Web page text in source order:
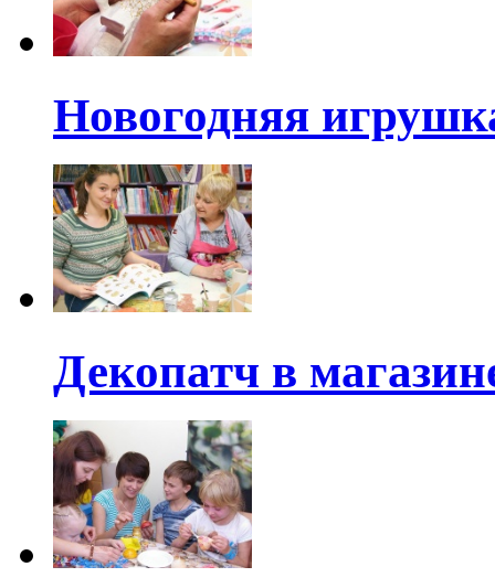
Новогодняя
Декопатч в